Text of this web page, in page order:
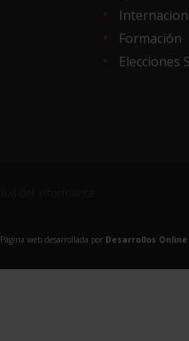
Formación
Elecciones
Página web desarrollada por Desarrollos Online